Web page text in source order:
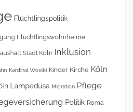
Flüchtlingspolitik
Flüchtlingswohnheime
Stadt Köln Inklusion
Kardinal Woelki Kinder Kirche Köln
Lampedusa Migration Pflege
Politik Roma